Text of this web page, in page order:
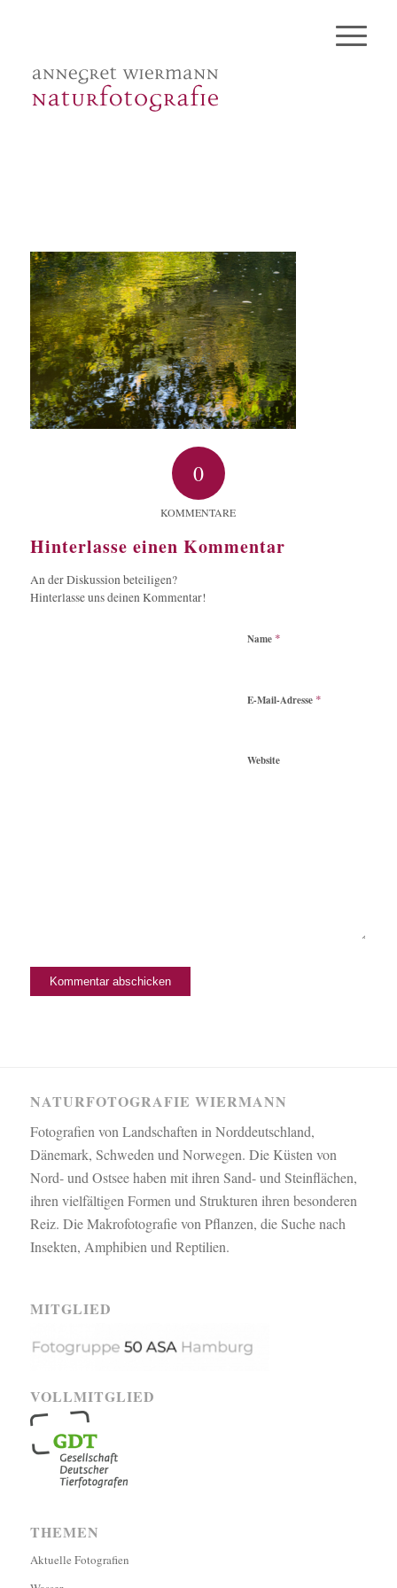
0
KOMMENTARE
Hinterlasse einen Kommentar
An der Diskussion beteiligen?
Hinterlasse uns deinen Kommentar!
Name *
E-Mail-Adresse *
Website
NATURFOTOGRAFIE WIERMANN
Fotografien von Landschaften in Norddeutschland,
Dänemark, Schweden und Norwegen. Die Küsten von
Nord- und Ostsee haben mit ihren Sand- und Steinflächen,
ihren vielfältigen Formen und Strukturen ihren besonderen
Reiz. Die Makrofotografie von Pflanzen, die Suche nach
Insekten, Amphibien und Reptilien.
MITGLIED
VOLLMITGLIED
THEMEN
Aktuelle Fotografien